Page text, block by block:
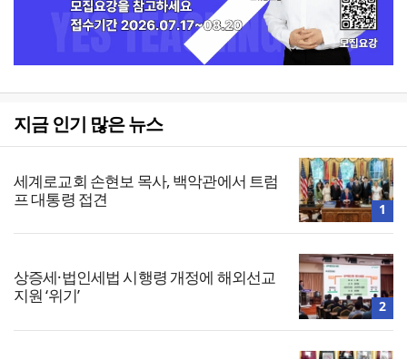
지금 인기 많은 뉴스
세계로교회 손현보 목사, 백악관에서 트럼
프 대통령 접견
1
상증세·법인세법 시행령 개정에 해외선교
지원 ‘위기’
2